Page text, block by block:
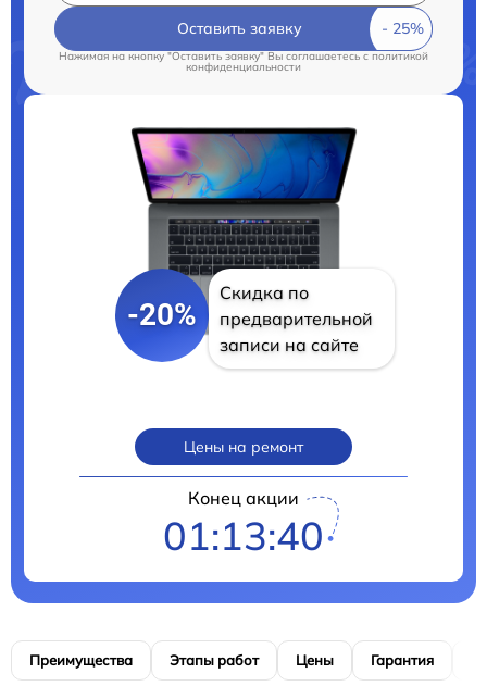
Оставить заявку
Нажимая на кнопку "Оставить заявку" Вы соглашаетесь cполитикой
конфиденциальности
-20%
Скидка по
предварительной
записи на сайте
Цены на ремонт
Конец акции
01:13:39
Преимущества Этапы работ Цены Гарантия